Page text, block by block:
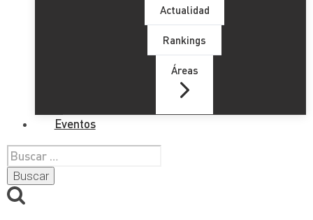
Actualidad
Rankings
Áreas
Eventos
Buscar: